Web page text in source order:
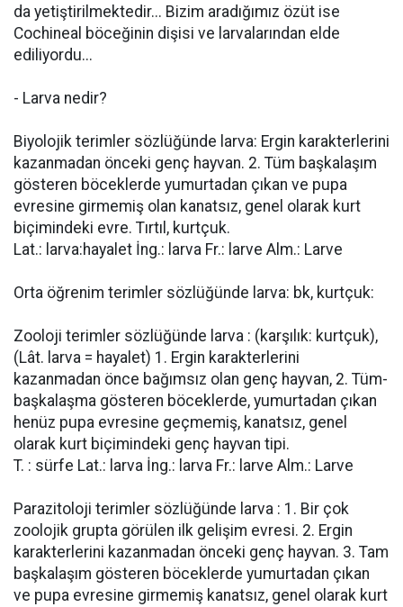
da yetiştirilmektedir... Bizim aradığımız özüt ise
Cochineal böceğinin dişisi ve larvalarından elde
ediliyordu...
- Larva nedir?
Biyolojik terimler sözlüğünde larva: Ergin karakterlerini
kazanmadan önceki genç hayvan. 2. Tüm başkalaşım
gösteren böceklerde yumurtadan çıkan ve pupa
evresine girmemiş olan kanatsız, genel olarak kurt
biçimindeki evre. Tırtıl, kurtçuk.
Lat.: larva:hayalet İng.: larva Fr.: larve Alm.: Larve
Orta öğrenim terimler sözlüğünde larva: bk, kurtçuk:
Zooloji terimler sözlüğünde larva : (karşılık: kurtçuk),
(Lât. larva = hayalet) 1. Ergin karakterlerini
kazanmadan önce bağımsız olan genç hayvan, 2. Tüm-
başkalaşma gösteren böceklerde, yumurtadan çıkan
henüz pupa evresine geçmemiş, kanatsız, genel
olarak kurt biçimindeki genç hayvan tipi.
T. : sürfe Lat.: larva İng.: larva Fr.: larve Alm.: Larve
Parazitoloji terimler sözlüğünde larva : 1. Bir çok
zoolojik grupta görülen ilk gelişim evresi. 2. Ergin
karakterlerini kazanmadan önceki genç hayvan. 3. Tam
başkalaşım gösteren böceklerde yumurtadan çıkan
ve pupa evresine girmemiş kanatsız, genel olarak kurt